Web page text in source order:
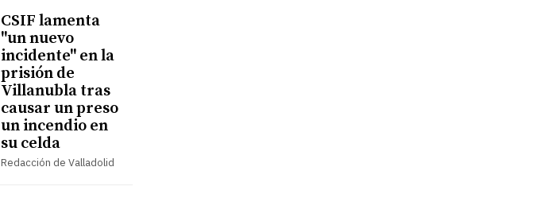
CSIF lamenta
"un nuevo
incidente" en la
prisión de
Villanubla tras
causar un preso
un incendio en
su celda
Redacción de Valladolid